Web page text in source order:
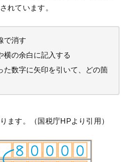
れています。
で消す
横の余白に記入する
た数字に矢印を引いて、どの箇
ます。（国税庁HPより引用）